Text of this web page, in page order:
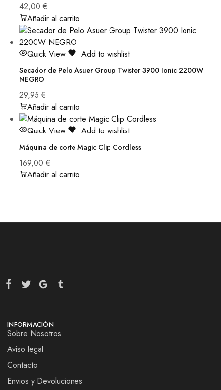
42,00 €
Añadir al carrito
Quick View Add to wishlist
Secador de Pelo Asuer Group Twister 3900 Ionic 2200W
NEGRO
29,95 €
Añadir al carrito
Quick View Add to wishlist
Máquina de corte Magic Clip Cordless
169,00 €
Añadir al carrito
INFORMACIÓN
Sobre Nosotros
Aviso legal
Contacto
Envios y Devoluciones